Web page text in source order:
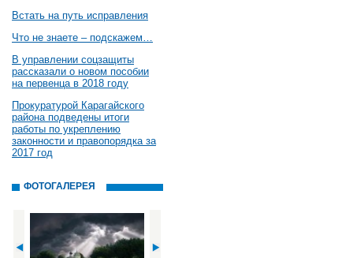
Встать на путь исправления
Что не знаете – подскажем…
В управлении соцзащиты
рассказали о новом пособии
на первенца в 2018 году
Прокуратурой Карагайского
района подведены итоги
работы по укреплению
законности и правопорядка за
2017 год
ФОТОГАЛЕРЕЯ